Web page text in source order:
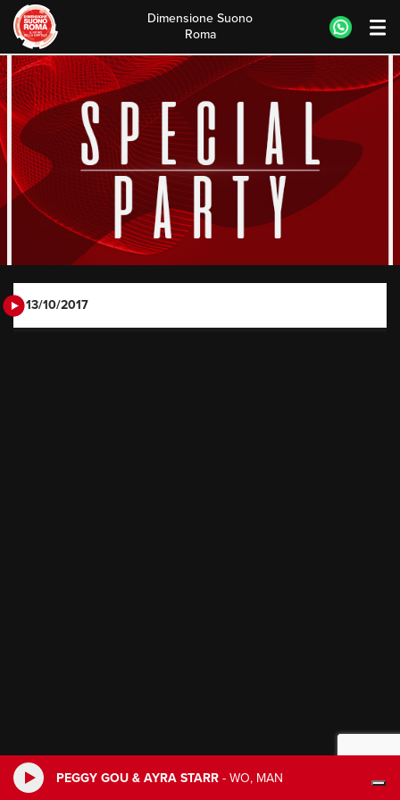
PEGGY GOU & AYRA STARR - WO, MAN
Skip
to
content
Dimensione Suono
Roma
13/10/2017